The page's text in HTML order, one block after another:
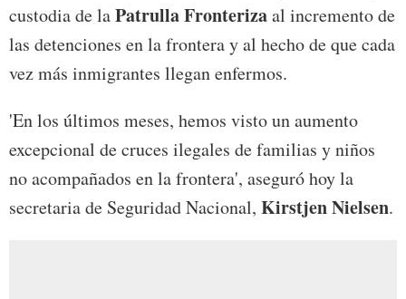
custodia de laPatrulla Fronterizaal incremento de
las detenciones en la frontera y al hecho de que cada
vez más inmigrantes llegan enfermos.
'En los últimos meses, hemos visto un aumento
excepcional de cruces ilegales de familias y niños
no acompañados en la frontera', aseguró hoy la
secretaria de Seguridad Nacional, Kirstjen Nielsen.